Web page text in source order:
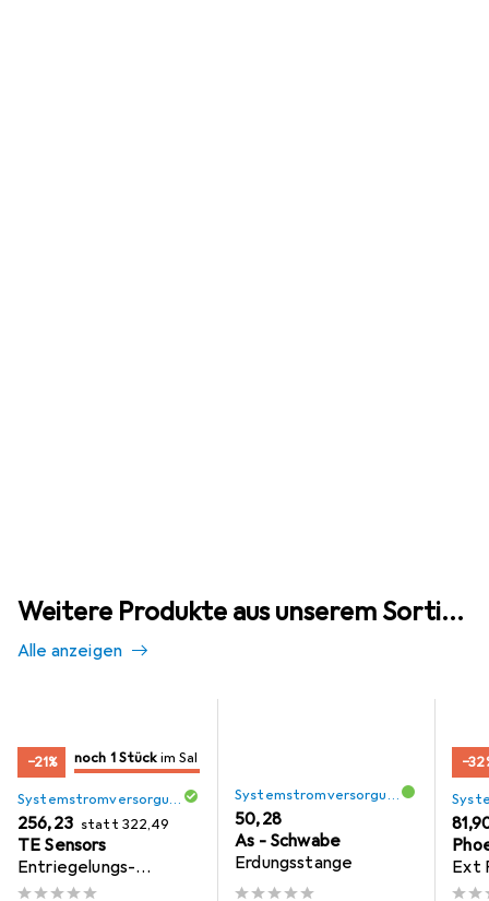
Weitere Produkte aus unserem Sortiment
Alle anzeigen
−21% noch 1 Stück im Sale
Systemstromversorgung
EUR
256,23 statt EUR
322,49
TE Sensors
Entriegelungs-
Magnetschalter 1NO
Systemstromversorgung
EUR
50,28
As - Schwabe
Erdungsstange
EUR
Ext